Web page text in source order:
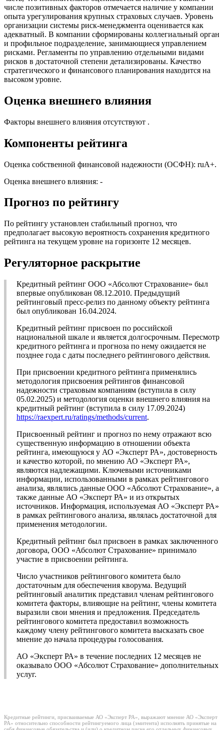
числе позитивных факторов отмечается наличие у компании
опыта урегулирования крупных страховых случаев. Уровень
организации системы риск-менеджмента оценивается как
адекватный. В компании сформированы коллегиальный орган
и профильное подразделение, занимающиеся управлением
рисками. Регламенты по управлению отдельными видами
рисков в достаточной степени детализированы. Качество
стратегического и финансового планирования находится на
высоком уровне.
Оценка внешнего влияния
Факторы внешнего влияния отсутствуют .
Компоненты рейтинга
Оценка собственной финансовой надежности (ОСФН): ruA+.
Оценка внешнего влияния: -
Прогноз по рейтингу
По рейтингу установлен стабильный прогноз, что
предполагает высокую вероятность сохранения кредитного
рейтинга на текущем уровне на горизонте 12 месяцев.
Регуляторное раскрытие
Кредитный рейтинг ООО «Абсолют Страхование» был
впервые опубликован 08.12.2010. Предыдущий
рейтинговый пресс-релиз по данному объекту рейтинга
был опубликован 16.04.2024.
Кредитный рейтинг присвоен по российской
национальной шкале и является долгосрочным. Пересмотр
кредитного рейтинга и прогноза по нему ожидается не
позднее года с даты последнего рейтингового действия.
При присвоении кредитного рейтинга применялись
методология присвоения рейтингов финансовой
надежности страховым компаниям (вступила в силу
05.02.2025) и методология оценки внешнего влияния на
кредитный рейтинг (вступила в силу 17.09.2024)
https://raexpert.ru/ratings/methods/current.
Присвоенный рейтинг и прогноз по нему отражают всю
существенную информацию в отношении объекта
рейтинга, имеющуюся у АО «Эксперт РА», достоверность
и качество которой, по мнению АО «Эксперт РА»,
являются надлежащими. Ключевыми источниками
информации, использованными в рамках рейтингового
анализа, являлись данные ООО «Абсолют Страхование», а
также данные АО «Эксперт РА» и из открытых
источников. Информация, используемая АО «Эксперт РА»
в рамках рейтингового анализа, являлась достаточной для
применения методологии.
Кредитный рейтинг был присвоен в рамках заключенного
договора, ООО «Абсолют Страхование» принимало
участие в присвоении рейтинга.
Число участников рейтингового комитета было
достаточным для обеспечения кворума. Ведущий
рейтинговый аналитик представил членам рейтингового
комитета факторы, влияющие на рейтинг, члены комитета
выразили свои мнения и предложения. Председатель
рейтингового комитета предоставил возможность
каждому члену рейтингового комитета высказать свое
мнение до начала процедуры голосования.
АО «Эксперт РА» в течение последних 12 месяцев не
оказывало ООО «Абсолют Страхование» дополнительных
услуг.
Кредитные рейтинги, присваиваемые АО «Эксперт РА», выражают мнение АО «Эксперт
РА» относительно способности рейтингуемого лица (эмитента) исполнять принятые на